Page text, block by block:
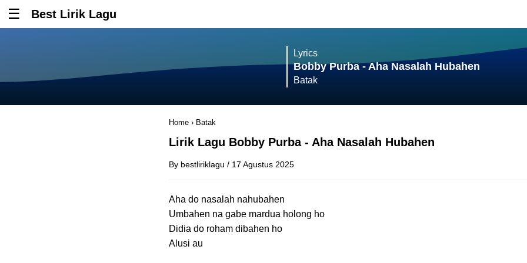
Tombol untuk membuka atau menutup menu
Best Lirik Lagu
Lyrics
Bobby Purba - Aha Nasalah Hubahen
Batak
Home › Batak
Lirik Lagu Bobby Purba - Aha Nasalah Hubahen
By bestliriklagu / 17 Agustus 2025
Aha do nasalah nahubahen
Umbahen na gabe mardua holong ho
Didia do roham dibahen ho
Alusi au